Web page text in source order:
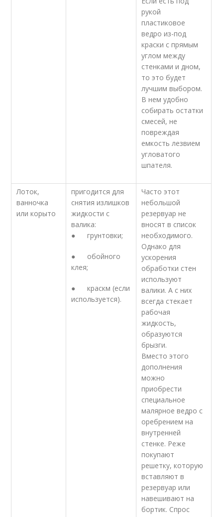
рукой
пластиковое
ведро из-под
краски с прямым
углом между
стенками и дном,
то это будет
лучшим выбором.
В нем удобно
собирать остатки
смесей, не
повреждая
емкость лезвием
угловатого
шпателя.
Лоток,
ванночка
или корыто
пригодится для
снятия излишков
жидкости с
валика:
● грунтовки;
● обойного
клея;
● краскм (если
используется).
Часто этот
небольшой
резервуар не
вносят в список
необходимого.
Однако для
ускорения
обработки стен
используют
валики. А с них
всегда стекает
рабочая
жидкость,
образуются
брызги.
Вместо этого
дополнения
можно
приобрести
специальное
малярное ведро с
оребрением на
внутренней
стенке. Реже
покупают
решетку, которую
вставляют в
резервуар или
навешивают на
бортик. Спрос